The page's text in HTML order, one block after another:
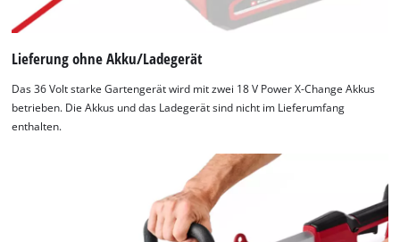
Lieferung ohne Akku/Ladegerät
Das 36 Volt starke Gartengerät wird mit zwei 18 V Power X-Change Akkus
betrieben. Die Akkus und das Ladegerät sind nicht im Lieferumfang
enthalten.